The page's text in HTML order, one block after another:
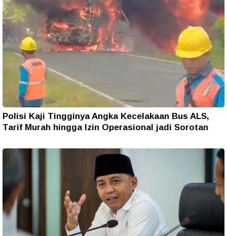
Polisi Kaji Tingginya Angka Kecelakaan Bus ALS,
Tarif Murah hingga Izin Operasional jadi Sorotan